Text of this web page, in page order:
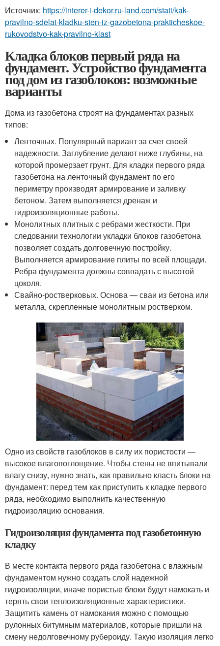
Источник: https://interer-i-dekor.ru-land.com/stati/kak-
pravilno-sdelat-kladku-sten-iz-gazobetona-prakticheskoe-
rukovodstvo-kak-pravilno-klast
Кладка блоков первый ряда на
фундамент. Устройство фундамента
под дом из газоблоков: возможные
варианты
Дома из газобетона строят на фундаментах разных
типов:
Ленточных. Популярный вариант за счет своей
надежности. Заглубление делают ниже глубины, на
которой промерзает грунт. Для кладки первого ряда
газобетона на ленточный фундамент по его
периметру производят армирование и заливку
бетоном. Затем выполняется дренаж и
гидроизоляционные работы.
Монолитных плитных с ребрами жесткости. При
следовании технологии укладки блоков газобетона
позволяет создать долговечную постройку.
Выполняется армирование плиты по всей площади.
Ребра фундамента должны совпадать с высотой
цоколя.
Свайно-ростверковых. Основа — сваи из бетона или
металла, скрепленные монолитным ростверком.
Одно из свойств газоблоков в силу их пористости —
высокое влагопоглощение. Чтобы стены не впитывали
влагу снизу, нужно знать, как правильно класть блоки на
фундамент: перед тем как приступить к кладке первого
ряда, необходимо выполнить качественную
гидроизоляцию основания.
Гидроизоляция фундамента под газобетонную
кладку
В месте контакта первого ряда газобетона с влажным
фундаментом нужно создать слой надежной
гидроизоляции, иначе пористые блоки будут намокать и
терять свои теплоизоляционные характеристики.
Защитить камень от намокания можно с помощью
рулонных битумным материалов, которые пришли на
смену недолговечному рубероиду. Такую изоляция легко